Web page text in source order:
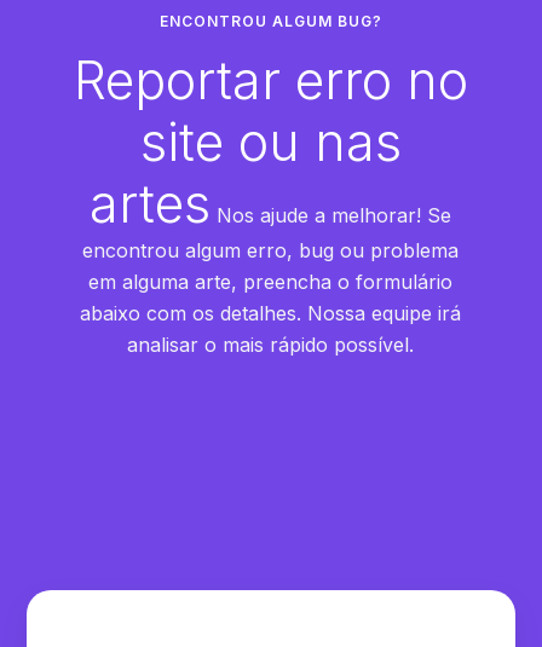
Carrossel
Cartões Interativos
Convites Interativos
Cardápios
Apresentações
ENCONTROU ALGUM BUG?
Reportar erro no
site ou nas
artes Nos ajude a melhorar! Se
encontrou algum erro, bug ou problema
em alguma arte, preencha o formulário
abaixo com os detalhes. Nossa equipe irá
analisar o mais rápido possível.